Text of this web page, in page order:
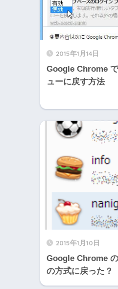
2015年1月14日
Google Chrome
ューに戻す方法
2015年1月10日
Google Chrome
の方式に戻った？